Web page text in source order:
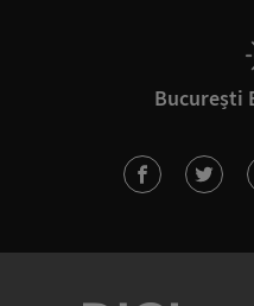
București